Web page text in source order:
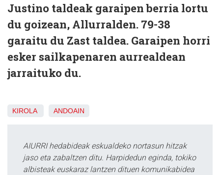
Justino taldeak garaipen berria lortu
du goizean, Allurralden. 79-38
garaitu du Zast taldea. Garaipen horri
esker sailkapenaren aurrealdean
jarraituko du.
KIROLA ANDOAIN
AIURRI hedabideak eskualdeko nortasun hitzak
jaso eta zabaltzen ditu. Harpidedun eginda, tokiko
albisteak euskaraz lantzen dituen komunikabidea